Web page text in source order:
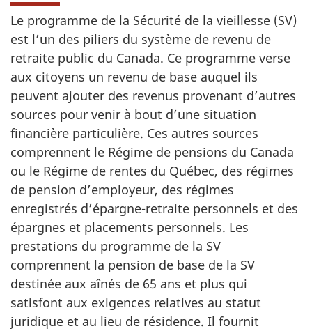
Le programme de la Sécurité de la vieillesse (SV)
est l’un des piliers du système de revenu de
retraite public du Canada. Ce programme verse
aux citoyens un revenu de base auquel ils
peuvent ajouter des revenus provenant d’autres
sources pour venir à bout d’une situation
financière particulière. Ces autres sources
comprennent le Régime de pensions du Canada
ou le Régime de rentes du Québec, des régimes
de pension d’employeur, des régimes
enregistrés d’épargne-retraite personnels et des
épargnes et placements personnels. Les
prestations du programme de la SV
comprennent la pension de base de la SV
destinée aux aînés de 65 ans et plus qui
satisfont aux exigences relatives au statut
juridique et au lieu de résidence. Il fournit